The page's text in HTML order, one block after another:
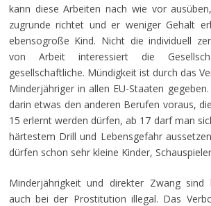
kann diese Arbeiten nach wie vor
zugrunde richtet und er weniger Gehalt
ebensogroße Kind. Nicht die individuell
von Arbeit interessiert die
gesellschaftliche. Mündigkeit ist durch das
Minderjähriger in allen EU-Staaten
darin etwas den anderen Berufen voraus,
15 erlernt werden dürfen, ab 17 darf man
härtestem Drill und Lebensgefahr
dürfen schon sehr kleine Kinder,
Minderjährigkeit und direkter Zwang sind
auch bei der Prostitution illegal. Das